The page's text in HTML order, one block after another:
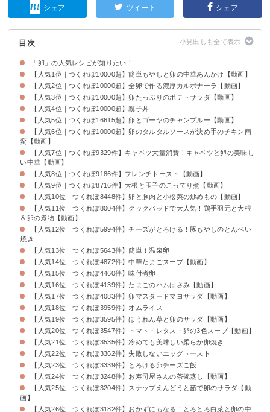
シェア ツイート シェア
目次
「卵」の人気レシピが知りたい！
【人気1位｜つくれぽ10000超】簡単もやしと卵の中華あんかけ【動画】
【人気2位｜つくれぽ10000超】全卵で作る濃厚カルボナーラ【動画】
【人気3位｜つくれぽ10000超】卵たっぷりのポテトサラダ【動画】
【人気4位｜つくれぽ10000超】親子丼
【人気5位｜つくれぽ16615超】卵とゴーヤのチャンプルー【動画】
【人気6位｜つくれぽ10000超】卵のタルタルソースが決め手のチキン南
蛮【動画】
【人気7位｜つくれぽ9329件】キャベツ大量消費！キャベツと卵の美味し
い中華【動画】
【人気8位｜つくれぽ9186件】フレンチトースト【動画】
【人気9位｜つくれぽ8716件】大根と玉子のこってり煮【動画】
【人気10位｜つくれぽ8448件】卵と豚肉と小松菜の炒めもの【動画】
【人気11位｜つくれぽ8004件】クックパッドで大人気！鶏手羽元と大根
＆卵の煮物【動画】
【人気12位｜つくれぽ5994件】チーズがとろける！豚もやしのとんぺい
焼き
【人気13位｜つくれぽ5643件】簡単！温泉卵
【人気14位｜つくれぽ4872件】中華たまごスープ【動画】
【人気15位｜つくれぽ4460件】味付煮卵
【人気16位｜つくれぽ4139件】たまごのハムはさみ【動画】
【人気17位｜つくれぽ4083件】卵マスタードマヨサラダ【動画】
【人気18位｜つくれぽ3959件】オムライス
【人気19位｜つくれぽ3595件】ほうれん草と卵のサラダ【動画】
【人気20位｜つくれぽ3547件】トマト・レタス・卵の3色スープ【動画】
【人気21位｜つくれぽ3535件】冷めても美味しい柔らか卵焼き
【人気22位｜つくれぽ3362件】失敗しないエッグトースト
【人気23位｜つくれぽ3339件】とろける卵チーズご飯
【人気24位｜つくれぽ3248件】お寿司屋さんの茶碗蒸し【動画】
【人気25位｜つくれぽ3204件】スナップえんどうと茹で卵のサラダ【動
画】
【人気26位｜つくれぽ3182件】おかずにもなる！とろとろ白菜と卵の中